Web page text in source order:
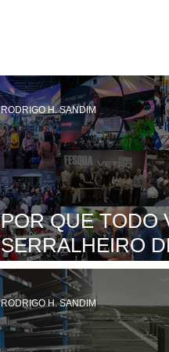
POR QUE TODO
SERRALHEIRO
PLANEJAR
FEIRA
RODRIGO H. SANDIM
RODRIGO H. SANDIM